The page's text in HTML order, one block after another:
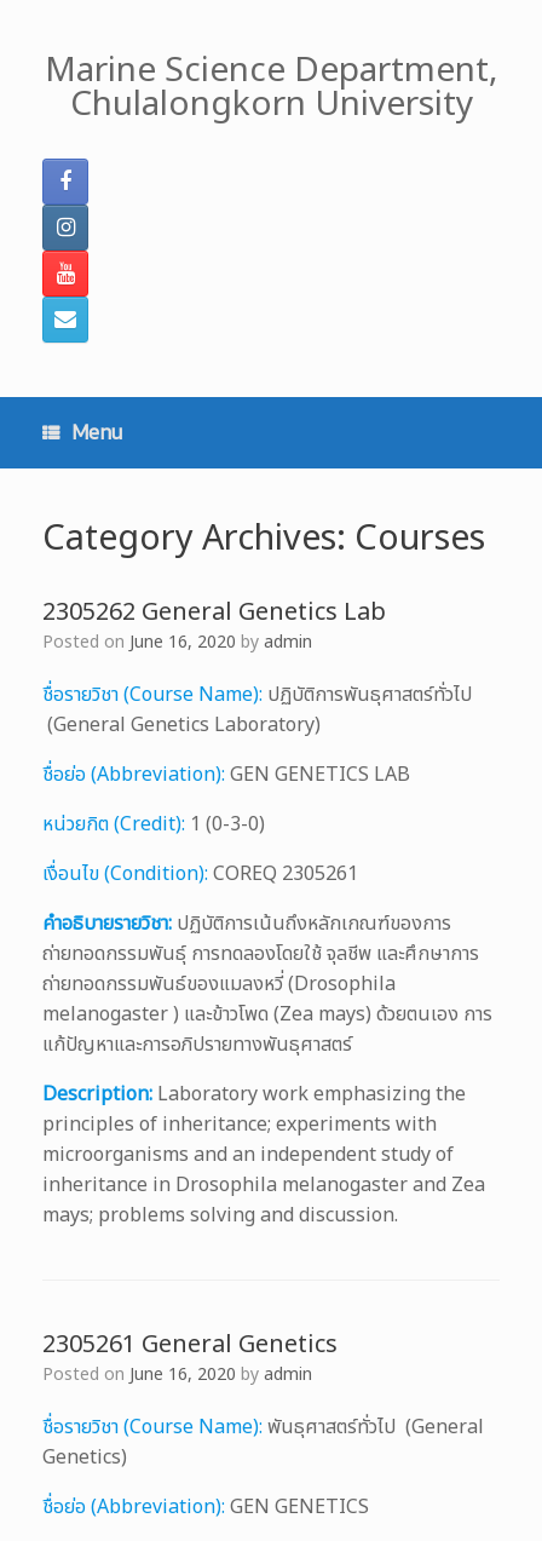
contentMarine Science Department,
Chulalongkorn University
Menu
Category Archives: Courses
2305262 General Genetics Lab
Posted on June 16, 2020 byadmin
ชื่อรายวิชา (Course Name): ปฏิบัติการพันธุศาสตร์ทั่วไป
(General Genetics Laboratory)
ชื่อย่อ (Abbreviation): GEN GENETICS LAB
หน่วยกิต (Credit): 1 (0-3-0)
เงื่อนไข (Condition): COREQ 2305261
คำอธิบายรายวิชา: ปฏิบัติการเน้นถึงหลักเกณฑ์ของการ
ถ่ายทอดกรรมพันธุ์ การทดลองโดยใช้ จุลชีพ และศึกษาการ
ถ่ายทอดกรรมพันธ์ของแมลงหวี่ (Drosophila
melanogaster ) และข้าวโพด (Zea mays) ด้วยตนเอง การ
แก้ปัญหาและการอภิปรายทางพันธุศาสตร์
Description: Laboratory work emphasizing the
principles of inheritance; experiments with
microorganisms and an independent study of
inheritance in Drosophila melanogaster and Zea
mays; problems solving and discussion.
2305261 General Genetics
Posted on June 16, 2020 byadmin
ชื่อรายวิชา (Course Name): พันธุศาสตร์ทั่วไป (General
Genetics)
ชื่อย่อ (Abbreviation): GEN GENETICS